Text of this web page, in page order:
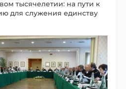
тысячелетии: на пути к
для служения единству